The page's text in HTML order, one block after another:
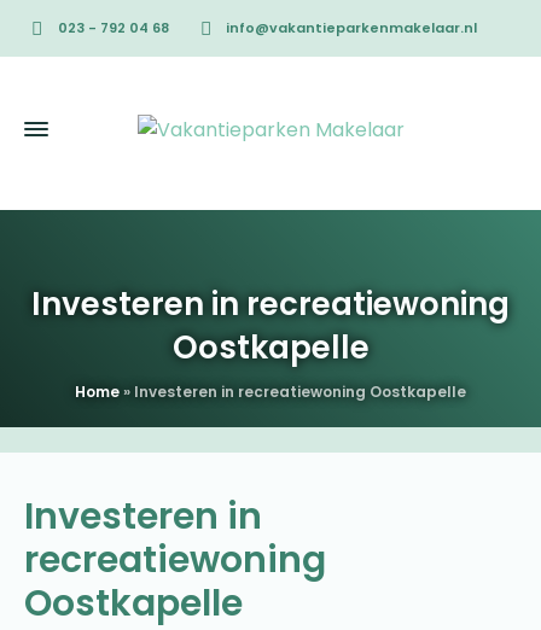
023 - 792 04 68 info@vakantieparkenmakelaar.nl
Investeren in recreatiewoning
Oostkapelle
Home» Investeren in recreatiewoning Oostkapelle
Investeren in
recreatiewoning
Oostkapelle